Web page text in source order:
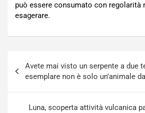
può essere consumato con regolarità
esagerare.
articoli
Avete mai visto un serpente a due
esemplare non è solo un’animale
Luna, scoperta attività vulcanica